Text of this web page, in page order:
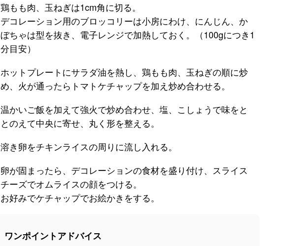
鶏もも肉、玉ねぎは1cm角に切る。
デコレーション用のブロッコリーは小房にわけ、にんじん、か
ぼちゃは型を抜き、電子レンジで加熱しておく。（100gにつき1
分目安）
ホットプレートにサラダ油を熱し、鶏もも肉、玉ねぎの順に炒
め、火が通ったらトマトケチャップを加え炒め合わせる。
温かいご飯を加えて強火で炒め合わせ、塩、こしょうで味をと
とのえて中央に寄せ、丸く形を整える。
溶き卵をチキンライスの周りに流し入れる。
卵が固まったら、デコレーションの食材を盛り付け、スライス
チーズでオムライスの顔をつける。
お好みでケチャップでお絵かきをする。
ワンポイントアドバイス